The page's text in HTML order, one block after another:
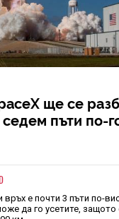
ще се
пъти по-
връх е почти 3 пъти по-
да го усетите, защото